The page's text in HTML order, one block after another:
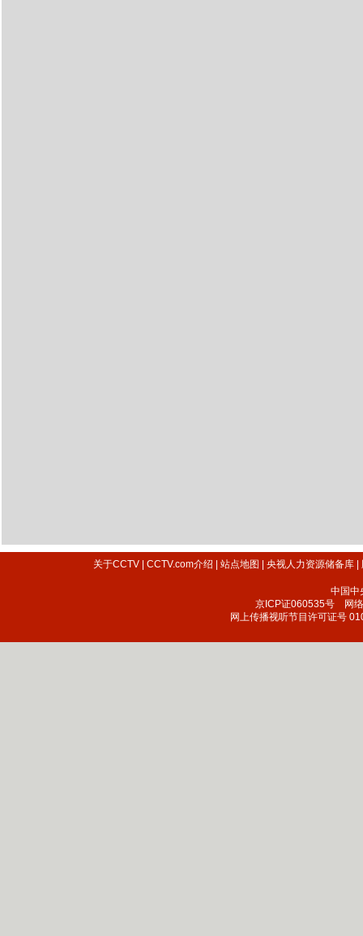
关于CCTV| CCTV.com介绍 站点地图 央视人力资源储备库|
中国中
京ICP证060535号网络
网上传播视听节目许可证号